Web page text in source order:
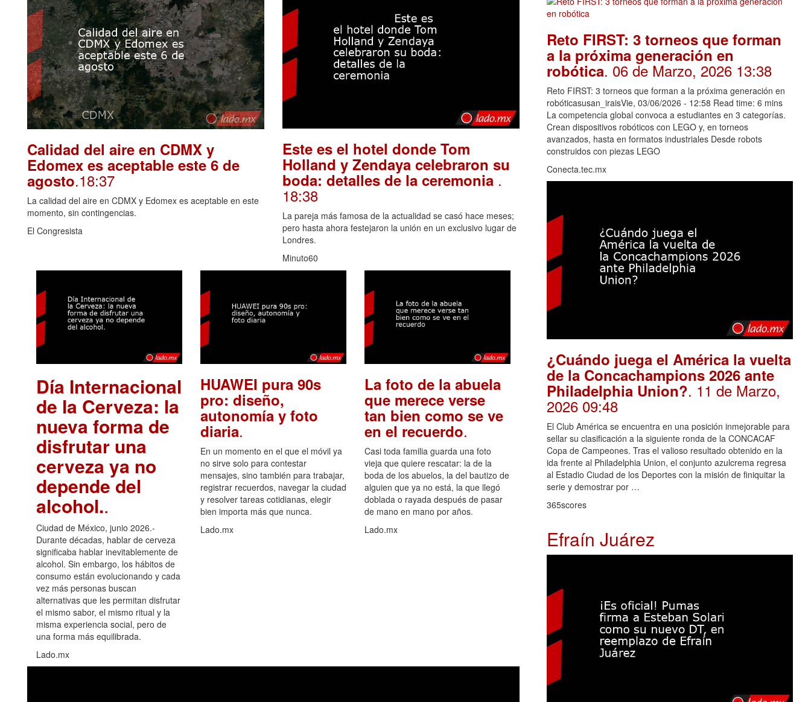
Calidad del aire en CDMX y
Edomex es aceptable este 6 de
agosto.18:37
La calidad del aire en CDMX y Edomex es aceptable en este
momento, sin contingencias.
El Congresista
Este es el hotel donde Tom
Holland y Zendaya celebraron su
boda: detalles de la ceremonia .
18:38
La pareja más famosa de la actualidad se casó hace meses;
pero hasta ahora festejaron la unión en un exclusivo lugar de
Londres.
Minuto60
Día Internacional
de la Cerveza: la
nueva forma de
disfrutar una
cerveza ya no
depende del
alcohol..
Ciudad de México, junio 2026.-
Durante décadas, hablar de cerveza
significaba hablar inevitablemente de
alcohol. Sin embargo, los hábitos de
consumo están evolucionando y cada
vez más personas buscan
alternativas que les permitan disfrutar
el mismo sabor, el mismo ritual y la
misma experiencia social, pero de
una forma más equilibrada.
Lado.mx
HUAWEI pura 90s
pro: diseño,
autonomía y foto
diaria.
En un momento en el que el móvil ya
no sirve solo para contestar
mensajes, sino también para trabajar,
registrar recuerdos, navegar la ciudad
y resolver tareas cotidianas, elegir
bien importa más que nunca.
Lado.mx
La foto de la abuela
que merece verse
tan bien como se ve
en el recuerdo.
Casi toda familia guarda una foto
vieja que quiere rescatar: la de la
boda de los abuelos, la del bautizo de
alguien que ya no está, la que llegó
doblada o rayada después de pasar
de mano en mano por años.
Lado.mx
Reto FIRST: 3 torneos que forman
a la próxima generación en
robótica. 06 de Marzo, 2026 13:38
Reto FIRST: 3 torneos que forman a la próxima generación en
robóticasusan_iraisVie, 03/06/2026 - 12:58 Read time: 6 mins
La competencia global convoca a estudiantes en 3 categorías.
Crean dispositivos robóticos con LEGO y, en torneos
avanzados, hasta en formatos industriales Desde robots
construidos con piezas LEGO
Conecta.tec.mx
¿Cuándo juega el América la vuelta
de la Concachampions 2026 ante
Philadelphia Union?. 11 de Marzo,
2026 09:48
El Club América se encuentra en una posición inmejorable para
sellar su clasificación a la siguiente ronda de la CONCACAF
Copa de Campeones. Tras el valioso resultado obtenido en la
ida frente al Philadelphia Union, el conjunto azulcrema regresa
al Estadio Ciudad de los Deportes con la misión de finiquitar la
serie y demostrar por …
365scores
Efraín Juárez